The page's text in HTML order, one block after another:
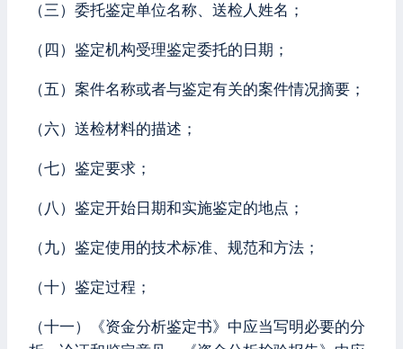
（三）委托鉴定单位名称、送检人姓名；
（四）鉴定机构受理鉴定委托的日期；
（五）案件名称或者与鉴定有关的案件情况摘要；
（六）送检材料的描述；
（七）鉴定要求；
（八）鉴定开始日期和实施鉴定的地点；
（九）鉴定使用的技术标准、规范和方法；
（十）鉴定过程；
（十一）《资金分析鉴定书》中应当写明必要的分